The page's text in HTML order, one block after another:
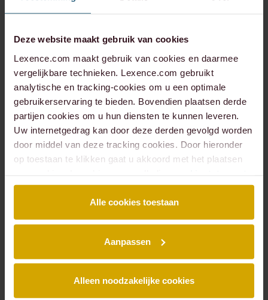
Deze website maakt gebruik van cookies
Lexence.com maakt gebruik van cookies en daarmee
vergelijkbare technieken. Lexence.com gebruikt
analytische en tracking-cookies om u een optimale
gebruikerservaring te bieden. Bovendien plaatsen derde
partijen cookies om u hun diensten te kunnen leveren.
Uw internetgedrag kan door deze derden gevolgd worden
door middel van deze tracking cookies. Door hieronder
op toestaan te klikken gaat u akkoord met het plaatsen
Alle cookies toestaan
Aanpassen
Alleen noodzakelijke cookies
Heleen
Kleinjan
ADVOCAAT, COUNSEL
Hendrik
Bennebroek
Gravenhorst
NOTARIS, PARTNER